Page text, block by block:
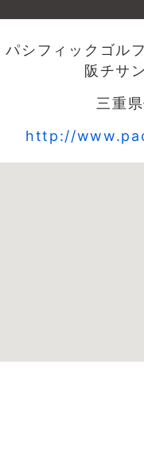
パシフィックゴル
阪チサ
三重
http://